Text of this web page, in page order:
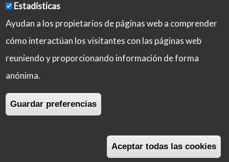
Copyright © 2026 Castilla-La Mancha Activa
Estadísticas
Ayudan a los propietarios de páginas web a comprender
cómo interactúan los visitantes con las páginas web
reuniendo y proporcionando información de forma
anónima.
Guardar preferencias
Aceptar todas las cookies